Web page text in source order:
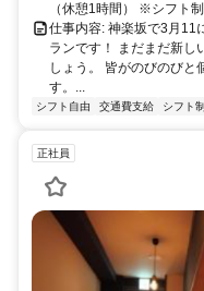
（休憩1時間） ※シフト
仕事内容: 神楽坂で3月11
ランです！ まだまだ新し
しょう。 皆がのびのびと
す。...
シフト自由 交通費支給 シフト制
正社員